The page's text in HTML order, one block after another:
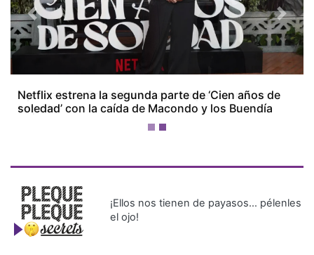
'Spider-Man: Brand New Day' rompe récords en
taquilla
Previous Next
¡Ellos nos tienen de payasos… pélenles
el ojo!